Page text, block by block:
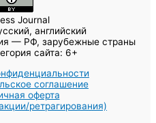
Journal
английский
— РФ, зарубежные страны
сайта: 6+
соглашение
оферта
ретрагирования)